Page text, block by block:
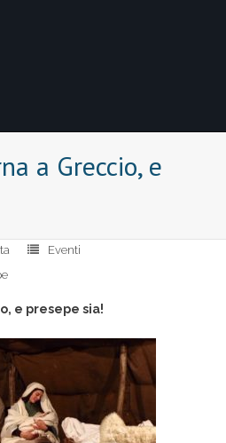
a Greccio, e
Eventi
e presepe sia!